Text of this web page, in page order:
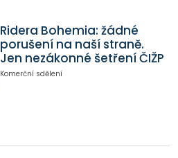
Ridera Bohemia: žádné
porušení na naší straně.
Jen nezákonné šetření ČIŽP
Komerční sdělení